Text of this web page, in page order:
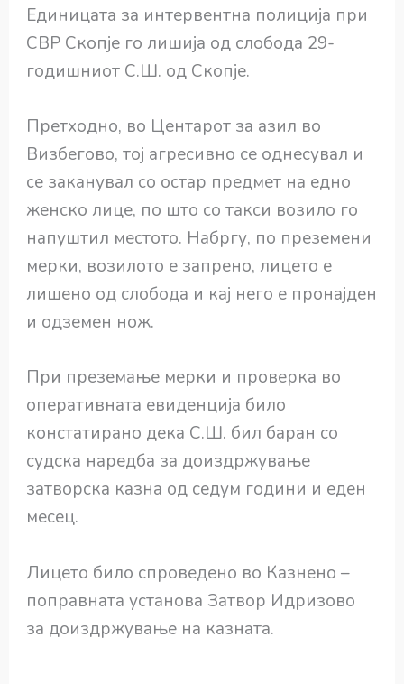
Единицата за интервентна полиција при
СВР Скопје го лишија од слобода 29-
годишниот С.Ш. од Скопје.
Претходно, во Центарот за азил во
Визбегово, тој агресивно се однесувал и
се заканувал со остар предмет на едно
женско лице, по што со такси возило го
напуштил местото. Набргу, по преземени
мерки, возилото е запрено, лицето е
лишено од слобода и кај него е пронајден
и одземен нож.
При преземање мерки и проверка во
оперативната евиденција било
констатирано дека С.Ш. бил баран со
судска наредба за доиздржување
затворска казна од седум години и еден
месец.
Лицето било спроведено во Казнено –
поправната установа Затвор Идризово
за доиздржување на казната.